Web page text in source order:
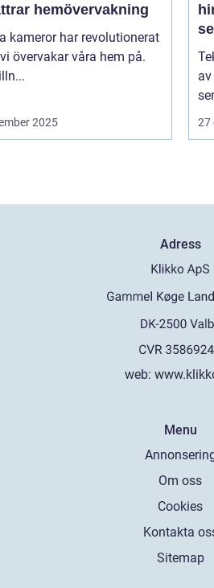
hemövervakning
kameror har revolutionerat
övervakar våra hem på.
2025 27
Adress
web:
Menu
Om oss
Cookies
Kontakta
Sitemap